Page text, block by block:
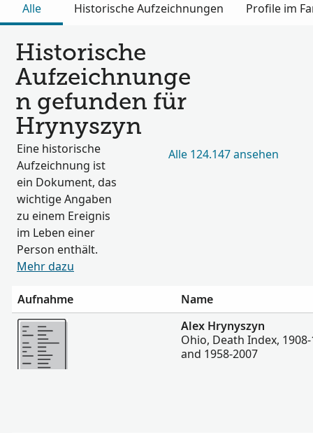
Alle
Historische Aufzeichnungen Profile im
Historische
Aufzeichnunge
n gefunden für
Hrynyszyn
Eine historische
Aufzeichnung ist
ein Dokument, das
wichtige Angaben
zu einem Ereignis
im Leben einer
Person enthält.
Mehr dazu
Alle 124.147 ansehen
Aufnahme
Name
Mehr
Alex Hrynyszyn
Ohio, Death Index,
and 1958-2007